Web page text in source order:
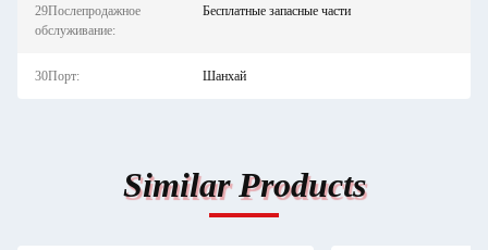
29Послепродажное
обслуживание:
Бесплатные запасные части
30Порт: Шанхай
Similar Products